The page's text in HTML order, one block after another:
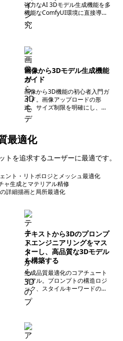
強力なAI 3Dモデル生成機能を多
機能なComfyUI環境に直接導入
し、エンドツーエンドの制作ス
タジオを構築して、3Dアセット
画像から3Dモデル生成機能
ガイド
画像から3D機能の初心者入門ガ
イド。画像アップロードの形
式、サイズ制限を明確にし、生
成パラメータの基礎設定、ワン
クリック最適化の操作ステップ
可能なモデルを生成できます。
最適化
を追求するユーザーに最適です。
ント・リトポロジとメッシュ最適化
ャ生成とマテリアル精修
詳細描画と局所最適化
テキストから3Dのプロンプ
トエンジニアリングをマス
ターし、高品質な3Dモデル
を構築する
生成品質最適化のコアチュート
リアル。プロンプトの構造ロジ
ック、スタイルキーワードの組
み合わせ、正確なマテリアル記
述、ネガティブプロンプトの高
最適化機能の使用テクニックを
解説。